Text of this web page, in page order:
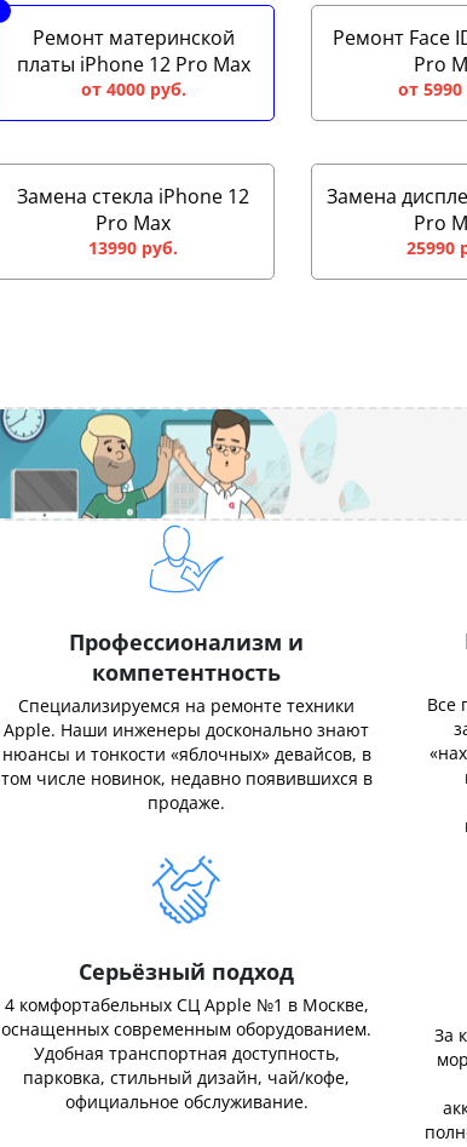
Ремонт материнской
платы iPhone 12 Pro Max
от 4000 руб.
Ремонт Face
Pro
от 5990
Замена стекла iPhone 12
Pro Max
13990 руб.
Замена
Pro
25990
Профессионализм и
компетентность
Специализируемся на ремонте техники
Apple. Наши инженеры досконально знают
нюансы и тонкости «яблочных» девайсов, в
том числе новинок, недавно появившихся в
продаже.
Все
Серьёзный подход
4 комфортабельных СЦ Apple №1 в Москве,
оснащенных современным оборудованием.
Удобная транспортная доступность,
парковка, стильный дизайн, чай/кофе,
официальное обслуживание.
За